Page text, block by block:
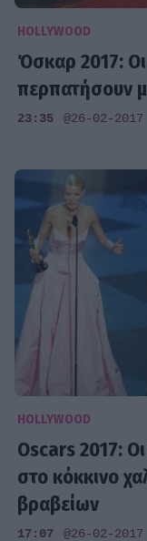
HOLLYWOOD
Όσκαρ 2017:
περπατήσουν
23:35 @26-02-2017
HOLLYWOOD
Oscars 2017:
στο κόκκινο
βραβείων
17:07 @26-02-2017